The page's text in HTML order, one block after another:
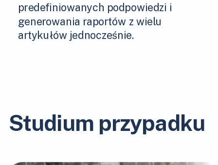
predefiniowanych podpowiedzi i
generowania raportów z wielu
artykułów jednocześnie.
Studium przypadku